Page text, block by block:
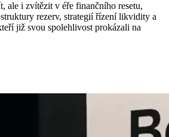
ale i zvítězit v éře finančního resetu,
rezerv, strategií řízení likvidity a
již svou spolehlivost prokázali na